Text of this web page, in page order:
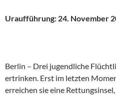
Uraufführung: 24. November
Berlin – Drei jugendliche
ertrinken. Erst im letzten
erreichen sie eine